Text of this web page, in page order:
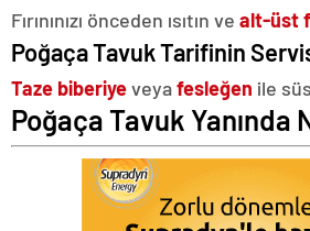
Fırınınızı önceden ısıtın ve alt-üst
Poğaça Tavuk Tarifinin
Taze biberiyeveyafesleğen ile
Poğaça Tavuk Yanında